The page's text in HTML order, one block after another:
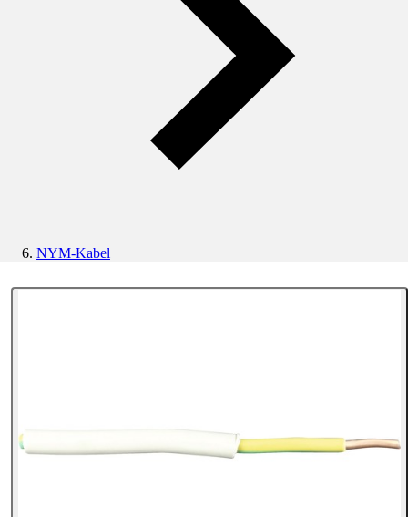
NYM-Kabel